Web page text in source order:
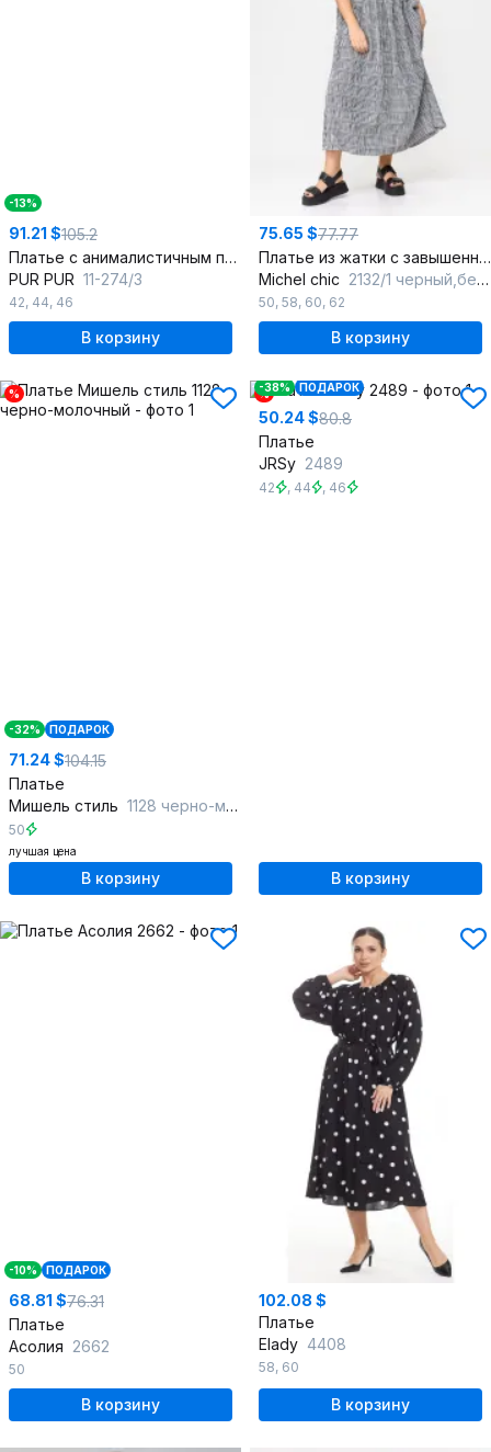
-13%
91.21 $105.2
Платье с анималистичным принтом и разрезом в среднем шве
PUR PUR 11-274/3
42, 44, 46
В корзину
75.65 $77.77
Платье из жатки с завышенной талией и карманами
Michel chic 2132/1 черный,белый
50, 58, 60, 62
В корзину
%
-32% ПОДАРОК
71.24 $104.15
Платье
Мишель стиль 1128 черно-молочный
50
лучшая цена
В корзину
%
-38% ПОДАРОК
50.24 $80.8
Платье
JRSy 2489
42 , 44 , 46
В корзину
-10% ПОДАРОК
68.81 $76.31
Платье
Асолия 2662
50
В корзину
102.08 $
Платье
Elady 4408
58, 60
В корзину